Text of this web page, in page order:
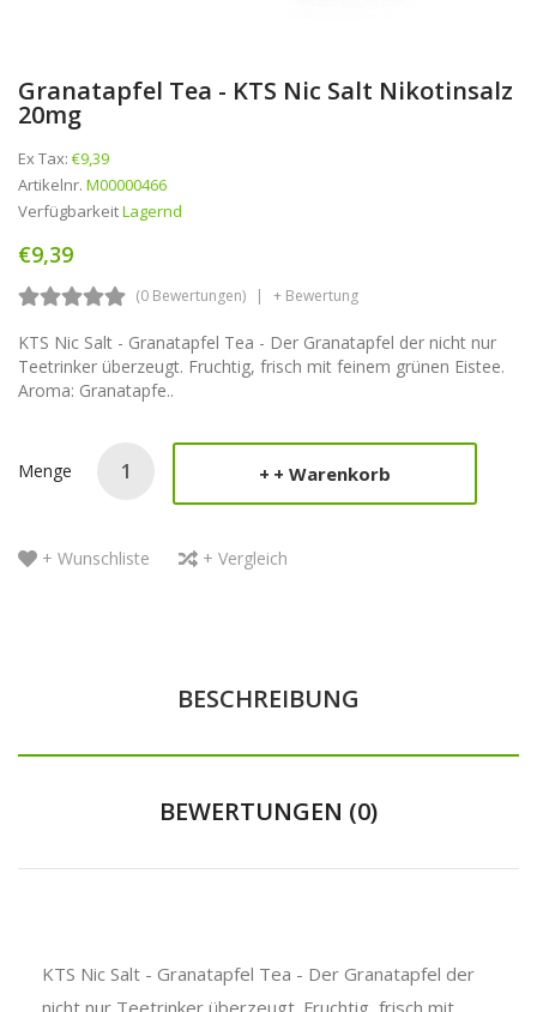
Granatapfel Tea - KTS Nic Salt Nikotinsalz
20mg
Ex Tax: €9,39
Artikelnr. M00000466
VerfügbarkeitLagernd
€9,39
(0 Bewertungen) + Bewertung
KTS Nic Salt - Granatapfel Tea - Der Granatapfel der nicht nur
Teetrinker überzeugt. Fruchtig, frisch mit feinem grünen Eistee.
Aroma: Granatapfe..
Menge + Warenkorb
+ Wunschliste + Vergleich
BESCHREIBUNG
BEWERTUNGEN (0)
KTS Nic Salt - Granatapfel Tea - Der Granatapfel der
nicht nur Teetrinker überzeugt. Fruchtig, frisch mit